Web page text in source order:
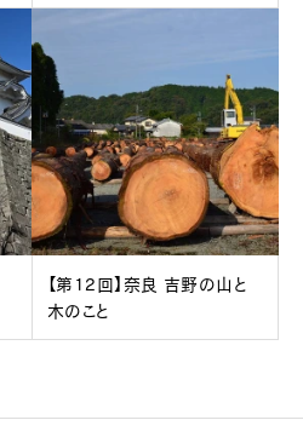
【第12回】奈良 吉野の山と
木のこと